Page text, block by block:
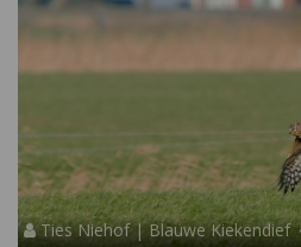
Ties Niehof | Blauwe Kiekendief